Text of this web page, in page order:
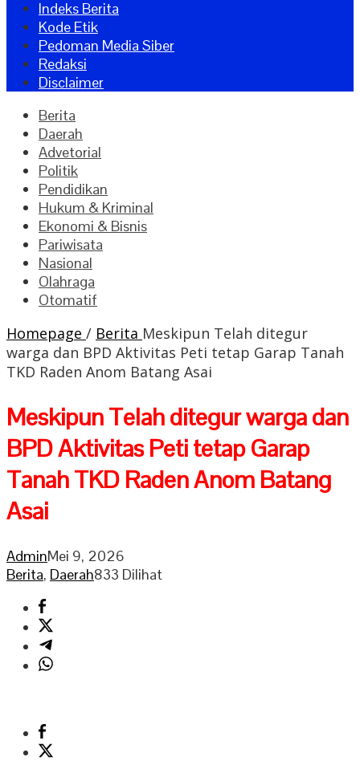
Indeks Berita
Kode Etik
Pedoman Media Siber
Redaksi
Disclaimer
Berita
Daerah
Advetorial
Politik
Pendidikan
Hukum & Kriminal
Ekonomi & Bisnis
Pariwisata
Nasional
Olahraga
Otomatif
Homepage / Berita Meskipun Telah ditegur
warga dan BPD Aktivitas Peti tetap Garap Tanah
TKD Raden Anom Batang Asai
Meskipun Telah ditegur warga dan
BPD Aktivitas Peti tetap Garap
Tanah TKD Raden Anom Batang
Asai
AdminMei 9, 2026
Berita, Daerah833 Dilihat